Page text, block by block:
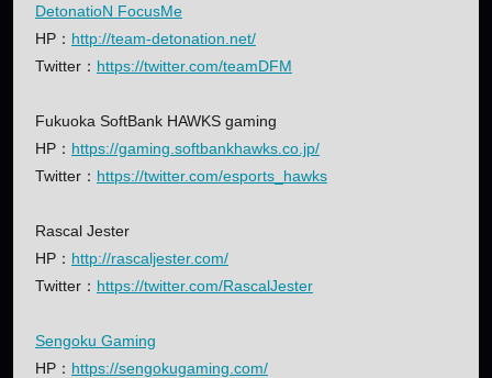
DetonatioN FocusMe
HP： http://team-detonation.net/
Twitter： https://twitter.com/teamDFM
Fukuoka SoftBank HAWKS gaming
HP： https://gaming.softbankhawks.co.jp/
Twitter： https://twitter.com/esports_hawks
Rascal Jester
HP： http://rascaljester.com/
Twitter： https://twitter.com/RascalJester
Sengoku Gaming
HP： https://sengokugaming.com/